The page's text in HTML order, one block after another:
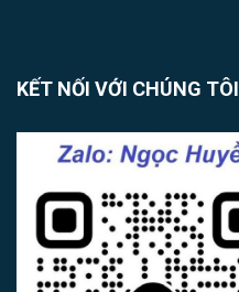
KẾT NỐI VỚI CHÚNG TÔI